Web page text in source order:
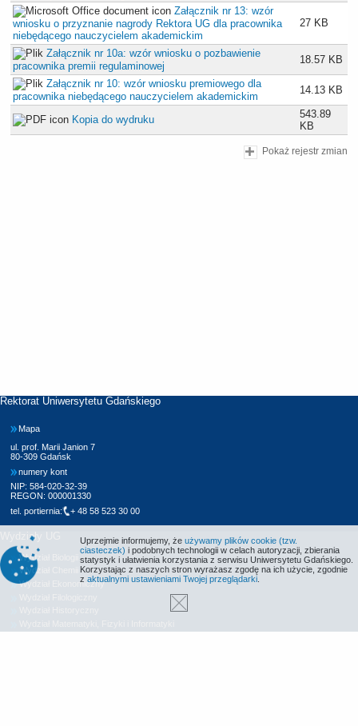
Załącznik nr 13: wzór
wniosku o przyznanie nagrody Rektora UG dla pracownika
niebędącego nauczycielem akademickim
27 KB
Załącznik nr 10a: wzór wniosku o pozbawienie
pracownika premii regulaminowej
18.57 KB
Załącznik nr 10: wzór wniosku premiowego dla
pracownika niebędącego nauczycielem akademickim
14.13 KB
Kopia do wydruku
543.89
KB
Pokaż rejestr zmian
Rektorat Uniwersytetu Gdańskiego
Mapa
ul. prof. Marii Janion 7
80-309 Gdańsk
numery kont
NIP: 584-020-32-39
REGON: 000001330
tel. portiernia:
+ 48 58 523 30 00
Wydziały UG
Wydział Biologii
Wydział Chemii
Wydział Ekonomiczny
Uprzejmie informujemy, że używamy plików cookie (tzw.
ciasteczek) i podobnych technologii w celach autoryzacji, zbierania
statystyk i ułatwienia korzystania z serwisu Uniwersytetu Gdańskiego.
Korzystając z naszych stron wyrażasz zgodę na ich użycie, zgodnie
z aktualnymi ustawieniami Twojej przeglądarki